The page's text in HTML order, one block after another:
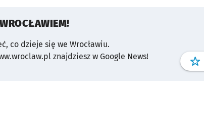
co dzieje się we Wrocławiu.
znajdziesz w Google News!